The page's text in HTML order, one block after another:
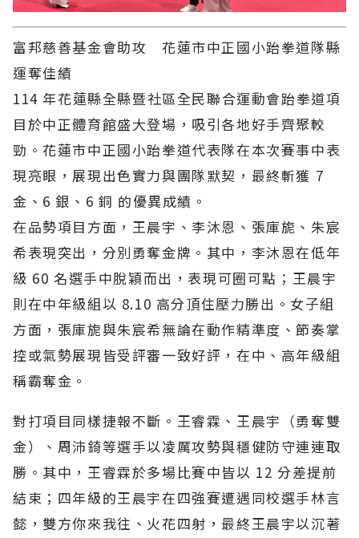
富邦慈善基金會助攻 花蓮市中正國小跆拳道隊縣
運奪佳績
114 年花蓮縣全縣暨社區全民聯合運動會跆拳道項
目於中正體育館盛大登場，吸引各地好手齊聚較
勁。花蓮市中正國小跆拳道代表隊在本次賽事中表
現亮眼，展現出色實力與團隊默契，最終斬獲 7
金、6 銀、6 銅 的優異成績。
在品勢項目方面，王晨宇、李沐恩、張庫旎、朱宸
希表現突出，分別勇奪金牌。其中，李沐恩在低年
級 60 名選手中脫穎而出，表現可圈可點；王晨宇
則在中年級組以 8.10 高分頂住壓力勝出。女子組
方面，張庫旎與朱宸希無論在動作精準度、節奏掌
控或氣勢展現皆受評審一致好評，在中、高年級組
稱霸奪金。
對打項目同樣捷報不斷。王睿霖、王晨宇（勇奪雙
金）、周沛錡等選手以凌厲攻勢與穩健防守連連取
勝。其中，王睿霖於多場比賽中皆以 12 分差提前
結束；四年級的王晨宇在四強賽遭遇同校選手林言
懿，雙方你來我往、火花四射，最終王晨宇以沉著